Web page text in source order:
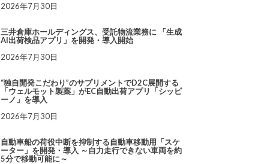
2026年7月30日
三井倉庫ホールディングス、受託物流業務に 「生成
AI出荷検品アプリ」を開発・導入開始
2026年7月30日
“独自開発こだわり”のサプリメントでD2C展開する
「ウェルモット製薬」がEC自動出荷アプリ「シッピ
ーノ」を導入
2026年7月30日
自動車船の荷役中断を抑制する自動車移動用「スケ
ーター」を開発・導入 ～自力走行できない車両を約
5分で移動可能に～